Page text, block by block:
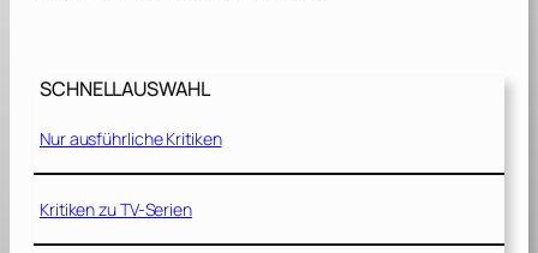
v
r
i
c
SCHNELLAUSWAHL
Nur ausführliche Kritiken
Kritiken zu TV-Serien